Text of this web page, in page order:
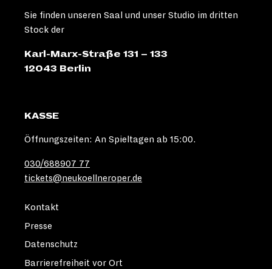
Sie finden unseren Saal und unser Studio im dritten
Stock der
Karl-Marx-Straße 131 – 133
12043 Berlin
KASSE
Öffnungszeiten: An Spieltagen ab 15:00.
030/688907 77
tickets@neukoellneroper.de
Kontakt
Presse
Datenschutz
Barrierefreiheit vor Ort